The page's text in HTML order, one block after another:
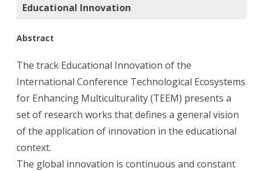
Educational Innovation
Abstract
The track Educational Innovation of the
International Conference Technological Ecosystems
for Enhancing Multiculturality (TEEM) presents a
set of research works that defines a general vision
of the application of innovation in the educational
context.
The global innovation is continuous and constant